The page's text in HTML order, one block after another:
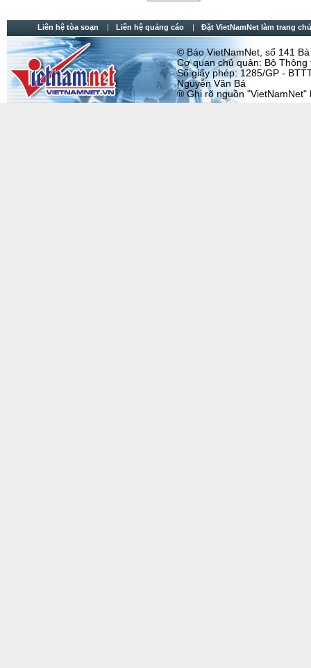
Liên hệ tòa soạn Liên hệ quảng cáo Đặt VietNamNet làm trang chủ
© Báo VietNamNet, số 141
Cơ quan chủ quản: Bộ Thông
Số giấy phép: 1285/GP -
Nguyễn Văn Bá
® Ghi rõ nguồn "VietNamNet"